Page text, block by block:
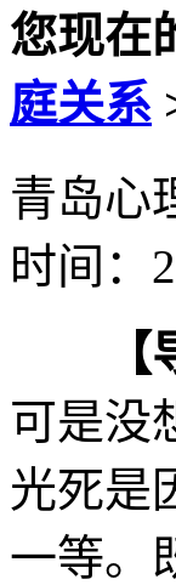
您现在
庭关系
青岛心
时间：
【
可是没
光死是
一等。